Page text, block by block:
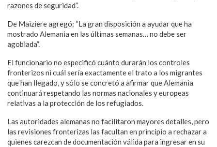
razones de seguridad”.
De Maiziere agregó: “La gran disposición a ayudar que ha
mostrado Alemania en las últimas semanas… no debe ser
agobiada”.
El funcionario no especificó cuánto durarán los controles
fronterizos ni cuál sería exactamente el trato a los migrantes
que han llegado, y sólo se concretó a afirmar que Alemania
continuará respetando las normas nacionales y europeas
relativas a la protección de los refugiados.
Las autoridades alemanas no facilitaron mayores detalles, pero
las revisiones fronterizas las facultan en principio a rechazar a
quienes carezcan de documentación válida para ingresar en su